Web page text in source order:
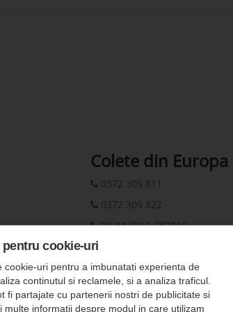
Colete din
0372 309 811
0372 309 822
00 44 7862 782310
Rezervări prin SMS: 0742 311
cookie-uri
cookie-uri pentru a imbunatati experienta de
continutul si reclamele, si a analiza traficul.
fi partajate cu partenerii nostri de publicitate si
multe informatii despre modul in care utilizam